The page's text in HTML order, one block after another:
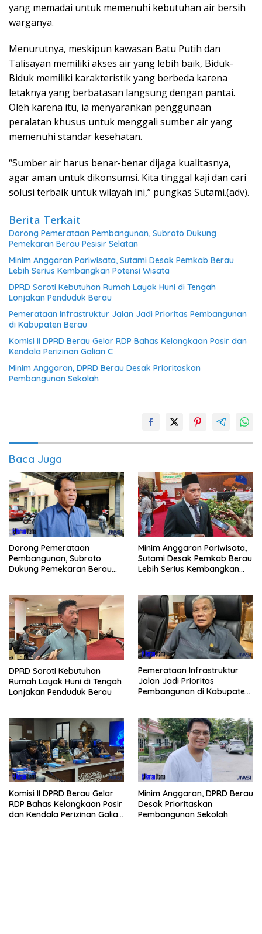
yang memadai untuk memenuhi kebutuhan air bersih
warganya.
Menurutnya, meskipun kawasan Batu Putih dan
Talisayan memiliki akses air yang lebih baik, Biduk-
Biduk memiliki karakteristik yang berbeda karena
letaknya yang berbatasan langsung dengan pantai.
Oleh karena itu, ia menyarankan penggunaan
peralatan khusus untuk menggali sumber air yang
memenuhi standar kesehatan.
“Sumber air harus benar-benar dijaga kualitasnya,
agar aman untuk dikonsumsi. Kita tinggal kaji dan cari
solusi terbaik untuk wilayah ini,” pungkas Sutami.(adv).
Berita Terkait
Dorong Pemerataan Pembangunan, Subroto Dukung
Pemekaran Berau Pesisir Selatan
Minim Anggaran Pariwisata, Sutami Desak Pemkab Berau
Lebih Serius Kembangkan Potensi Wisata
DPRD Soroti Kebutuhan Rumah Layak Huni di Tengah
Lonjakan Penduduk Berau
Pemerataan Infrastruktur Jalan Jadi Prioritas Pembangunan
di Kabupaten Berau
Komisi II DPRD Berau Gelar RDP Bahas Kelangkaan Pasir dan
Kendala Perizinan Galian C
Minim Anggaran, DPRD Berau Desak Prioritaskan
Pembangunan Sekolah
Baca Juga
Dorong Pemerataan
Pembangunan, Subroto
Dukung Pemekaran Berau
Minim Anggaran Pariwisata,
Sutami Desak Pemkab Berau
Lebih Serius Kembangkan
DPRD Soroti Kebutuhan
Rumah Layak Huni di Tengah
Lonjakan Penduduk Berau
Pemerataan Infrastruktur
Jalan Jadi Prioritas
Pembangunan di Kabupaten
Komisi II DPRD Berau Gelar
RDP Bahas Kelangkaan Pasir
dan Kendala Perizinan Galian
Minim Anggaran, DPRD Berau
Desak Prioritaskan
Pembangunan Sekolah